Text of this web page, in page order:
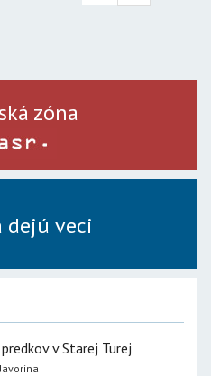
zóna
dejú veci
v Starej Turej